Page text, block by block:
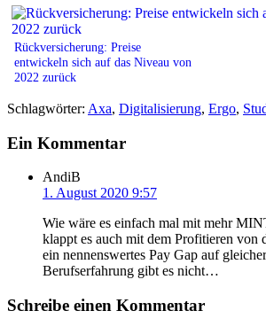
Rückversicherung: Preise
entwickeln sich auf das Niveau von
2022 zurück
Schlagwörter: Axa, Digitalisierung, Ergo,
Ein Kommentar
AndiB
1. August 2020 9:57
Wie wäre es einfach mal mit mehr
klappt es auch mit dem Profitieren
ein nennenswertes Pay Gap auf
Berufserfahrung gibt es nicht…
Schreibe einen Kommentar